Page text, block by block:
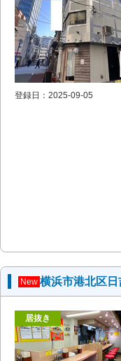
登録日：2025-09-05
New 横浜市港北区
居抜き